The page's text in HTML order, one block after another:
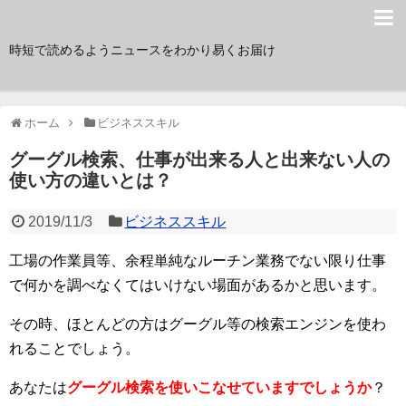
時短で読めるようニュースをわかり易くお届け
ホーム ビジネススキル
グーグル検索、仕事が出来る人と出来ない人の
使い方の違いとは？
2019/11/3 ビジネススキル
工場の作業員等、余程単純なルーチン業務でない限り仕事
で何かを調べなくてはいけない場面があるかと思います。
その時、ほとんどの方はグーグル等の検索エンジンを使わ
れることでしょう。
あなたはグーグル検索を使いこなせていますでしょうか？